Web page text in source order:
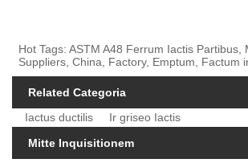
Hot Tags: ASTM A48 Ferrum Iactis Partibus,
Suppliers, China, Factory, Emptum, Factum
Related Categoria
Iactus ductilis
Ir griseo Iactis
Mitte Inquisitionem